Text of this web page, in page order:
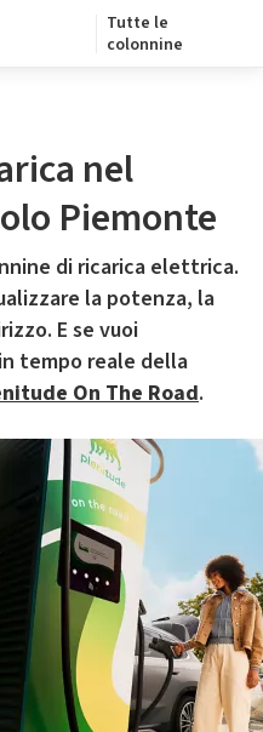
Tutte le
colonnine
nel
Piemonte
di ricarica elettrica.
la potenza, la
E se vuoi
tempo reale della
On The Road.